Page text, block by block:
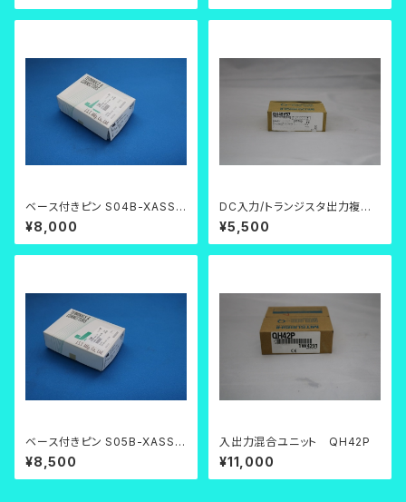
ベース付きピン S04B-XASS-
1N-BN
¥8,000
DC入力/トランジスタ出力複合
ユニット QX48Y57
¥5,500
ベース付きピン S05B-XASS-1
N-BN
¥8,500
入出力混合ユニット QH42P
¥11,000